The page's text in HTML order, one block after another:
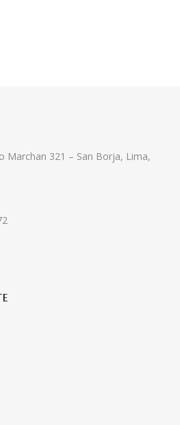
Marchan 321 – San Borja, Lima,